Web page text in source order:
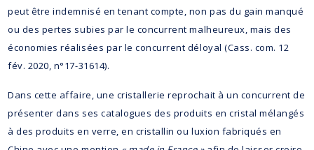
peut être indemnisé en tenant compte, non pas du gain manqué
ou des pertes subies par le concurrent malheureux, mais des
économies réalisées par le concurrent déloyal (Cass. com. 12
fév. 2020, n°17-31614).
Dans cette affaire, une cristallerie reprochait à un concurrent de
présenter dans ses catalogues des produits en cristal mélangés
à des produits en verre, en cristallin ou luxion fabriqués en